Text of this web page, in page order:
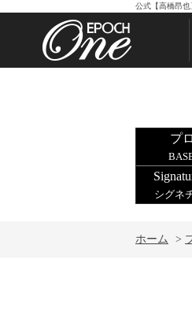
公式【高橋昂
プ
シグネ
ホーム >